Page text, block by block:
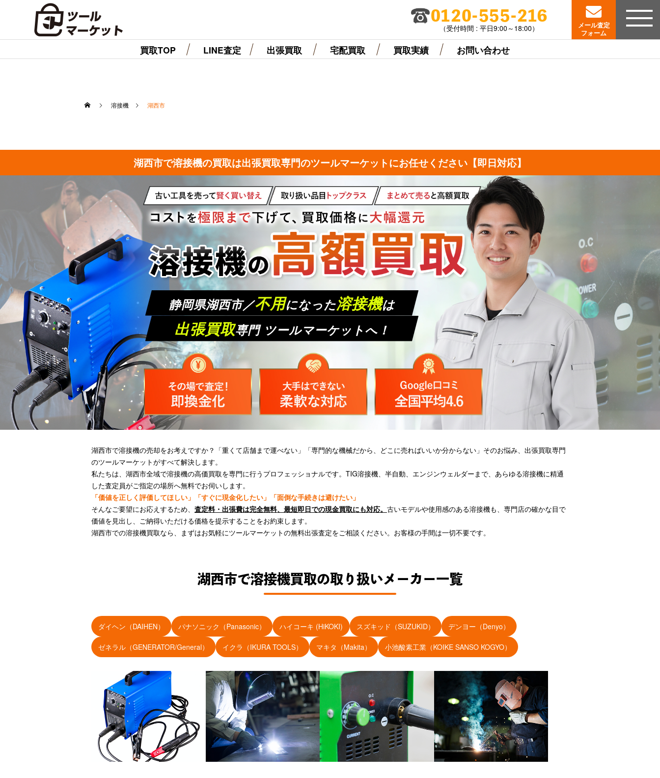
0120-555-216
（受付時間 : 平日9:00～18:00）
メール査定
フォーム
買取TOP LINE査定 出張買取 宅配買取 買取実績 お問い合わせ
溶接機 湖西市
湖西市で溶接機の買取は出張買取専門のツールマーケットにお任せください【即日対応】
静岡県湖西市／不用になった溶接機は
出張買取専門 ツールマーケットへ！
湖西市で溶接機の売却をお考えですか？「重くて店舗まで運べない」「専門的な機械だから、どこに売ればいいか分からない」そのお悩み、出張買取専門
のツールマーケットがすべて解決します。
私たちは、湖西市全域で溶接機の高価買取を専門に行うプロフェッショナルです。TIG溶接機、半自動、エンジンウェルダーまで、あらゆる溶接機に精通
した査定員がご指定の場所へ無料でお伺いします。
「価値を正しく評価してほしい」「すぐに現金化したい」「面倒な手続きは避けたい」
そんなご要望にお応えするため、 査定料・出張費は完全無料、最短即日での現金買取にも対応。 古いモデルや使用感のある溶接機も、専門店の確かな目で
価値を見出し、ご納得いただける価格を提示することをお約束します。
湖西市での溶接機買取なら、まずはお気軽にツールマーケットの無料出張査定をご相談ください。お客様の手間は一切不要です。
湖西市で溶接機買取の取り扱いメーカー一覧
ダイヘン（DAIHEN） パナソニック（Panasonic） ハイコーキ (HiKOKI) スズキッド（SUZUKID） デンヨー（Denyo）
ゼネラル（GENERATOR/General） イクラ（IKURA TOOLS） マキタ（Makita） 小池酸素工業（KOIKE SANSO KOGYO）